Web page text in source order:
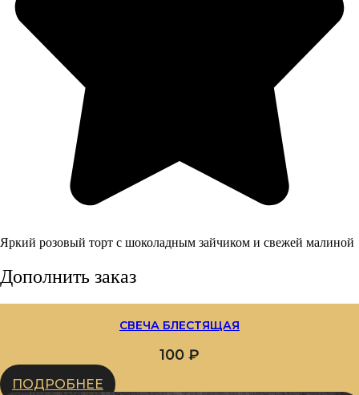
Яркий розовый торт с шоколадным зайчиком и свежей малиной
Дополнить заказ
СВЕЧА БЛЕСТЯЩАЯ
100 ₽
ПОДРОБНЕЕ